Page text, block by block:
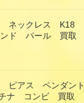
ネックレス K18
ド パール 買取
ピアス ペンダント
ナ コンビ 買取